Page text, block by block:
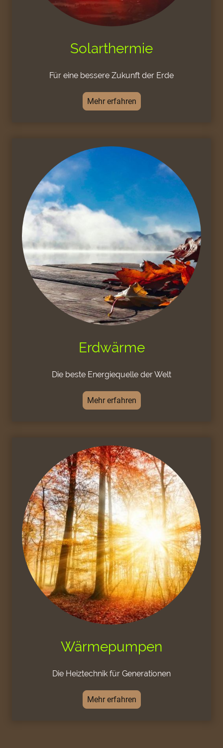
Solarthermie
Für eine bessere Zukunft der Erde
Mehr erfahren
Erdwärme
Die beste Energiequelle der Welt
Mehr erfahren
Wärmepumpen
Die Heiztechnik für Generationen
Mehr erfahren